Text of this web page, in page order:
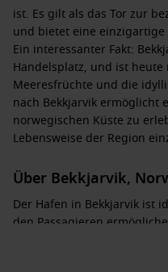
ist. Es gilt als das Tor zur
und bietet eine
Ein interessanter Fakt:
Handelsplatz, und ist
Meeresfrüchte und die
nach Bekkjarvik ermöglicht
norwegischen Küste zu
Lebensweise der Region
Über Bekkjarvik,
Der Hafen in Bekkjarvik ist
den Passagieren